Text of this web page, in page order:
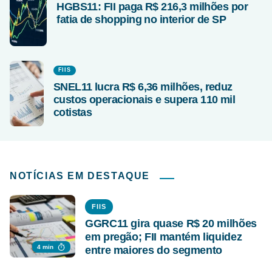
HGBS11: FII paga R$ 216,3 milhões por
fatia de shopping no interior de SP
FIIS
SNEL11 lucra R$ 6,36 milhões, reduz
custos operacionais e supera 110 mil
cotistas
NOTÍCIAS EM DESTAQUE
4 min
FIIS
GGRC11 gira quase R$ 20 milhões
em pregão; FII mantém liquidez
entre maiores do segmento